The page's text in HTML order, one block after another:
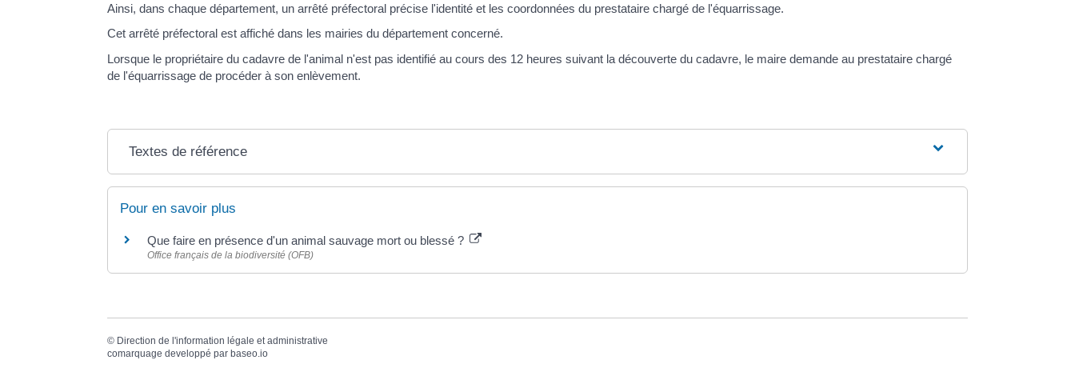
Ainsi, dans chaque département, un arrêté préfectoral précise l'identité et les coordonnées du prestataire chargé de l'équarrissage.
Cet arrêté préfectoral est affiché dans les mairies du département concerné.
Lorsque le propriétaire du cadavre de l'animal n'est pas identifié au cours des 12 heures suivant la découverte du cadavre, le maire demande au prestataire chargé
de l'équarrissage de procéder à son enlèvement.
Textes de référence
Pour en savoir plus
Que faire en présence d'un animal sauvage mort ou blessé ?
Office français de la biodiversité (OFB)
© Direction de l'information légale et administrative
comarquage developpé par baseo.io